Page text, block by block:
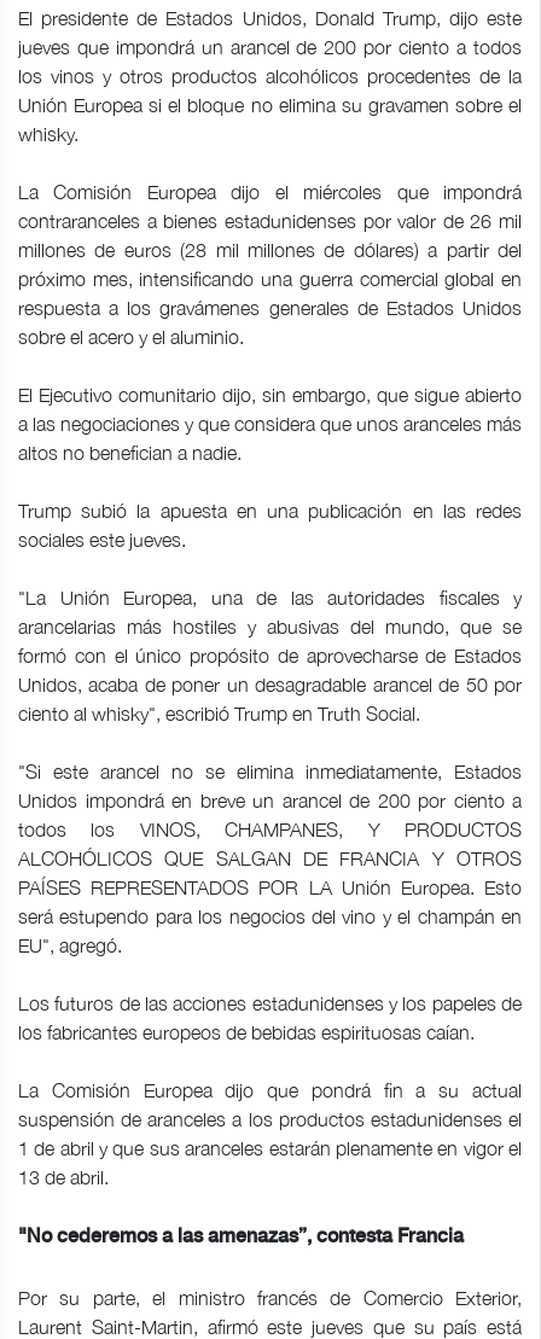
El presidente de Estados Unidos, Donald Trump, dijo este
jueves que impondrá un arancel de 200 por ciento a todos
los vinos y otros productos alcohólicos procedentes de la
Unión Europea si el bloque no elimina su gravamen sobre el
whisky.
La Comisión Europea dijo el miércoles que impondrá
contraranceles a bienes estadunidenses por valor de 26 mil
millones de euros (28 mil millones de dólares) a partir del
próximo mes, intensificando una guerra comercial global en
respuesta a los gravámenes generales de Estados Unidos
sobre el acero y el aluminio.
El Ejecutivo comunitario dijo, sin embargo, que sigue abierto
a las negociaciones y que considera que unos aranceles más
altos no benefician a nadie.
Trump subió la apuesta en una publicación en las redes
sociales este jueves.
"La Unión Europea, una de las autoridades fiscales y
arancelarias más hostiles y abusivas del mundo, que se
formó con el único propósito de aprovecharse de Estados
Unidos, acaba de poner un desagradable arancel de 50 por
ciento al whisky", escribió Trump en Truth Social.
"Si este arancel no se elimina inmediatamente, Estados
Unidos impondrá en breve un arancel de 200 por ciento a
todos los VINOS, CHAMPANES, Y PRODUCTOS
ALCOHÓLICOS QUE SALGAN DE FRANCIA Y OTROS
PAÍSES REPRESENTADOS POR LA Unión Europea. Esto
será estupendo para los negocios del vino y el champán en
EU", agregó.
Los futuros de las acciones estadunidenses y los papeles de
los fabricantes europeos de bebidas espirituosas caían.
La Comisión Europea dijo que pondrá fin a su actual
suspensión de aranceles a los productos estadunidenses el
1 de abril y que sus aranceles estarán plenamente en vigor el
13 de abril.
"No cederemos a las amenazas”, contesta Francia
Por su parte, el ministro francés de Comercio Exterior,
Laurent Saint-Martin, afirmó este jueves que su país está